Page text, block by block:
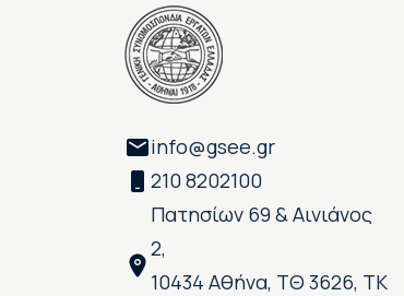
info@gsee.gr
210 8202100
Πατησίων 69 & Αινιάνος
2,
10434 Αθήνα, ΤΘ 3626, ΤΚ